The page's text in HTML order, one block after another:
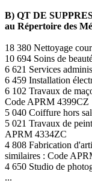
B) QT DE
au Répertoire des
18 380 Nettoyage
10 694 Soins de
6 621 Services
6 459 Installation
6 102 Travaux de
Code APRM 4399CZ
5 040 Coiffure hors
5 021 Travaux de
APRM 4334ZC
4 808 Fabrication
similaires : Code
4 650 Studio de
...